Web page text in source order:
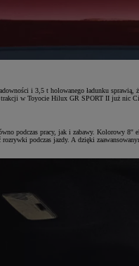
i 3,5 t holowanego ładunku sprawią,
w Toyocie Hilux GR SPORT II już nic
podczas pracy, jak i zabawy. Kolorowy
podczas jazdy. A dzięki